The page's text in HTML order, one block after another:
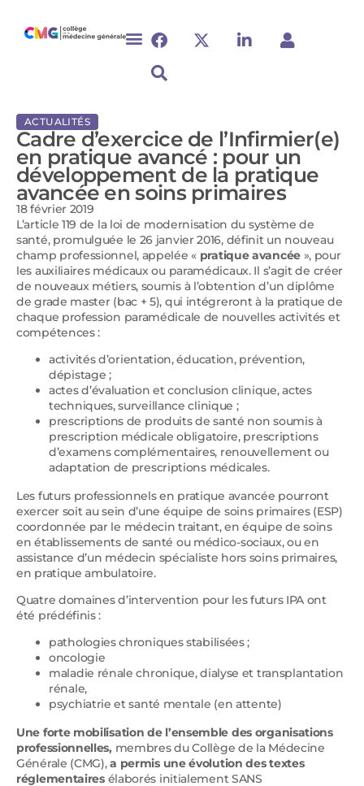
ACTUALITÉS
Cadre d’exercice de l’Infirmier(e)
en pratique avancé : pour un
développement de la pratique
avancée en soins primaires
18 février 2019
L’article 119 de la loi de modernisation du système de
santé, promulguée le 26 janvier 2016, définit un nouveau
champ professionnel, appelée « pratique avancée », pour
les auxiliaires médicaux ou paramédicaux. Il s’agit de créer
de nouveaux métiers, soumis à l’obtention d’un diplôme
de grade master (bac + 5), qui intégreront à la pratique de
chaque profession paramédicale de nouvelles activités et
compétences :
activités d’orientation, éducation, prévention,
dépistage ;
actes d’évaluation et conclusion clinique, actes
techniques, surveillance clinique ;
prescriptions de produits de santé non soumis à
prescription médicale obligatoire, prescriptions
d’examens complémentaires, renouvellement ou
adaptation de prescriptions médicales.
Les futurs professionnels en pratique avancée pourront
exercer soit au sein d’une équipe de soins primaires (ESP)
coordonnée par le médecin traitant, en équipe de soins
en établissements de santé ou médico-sociaux, ou en
assistance d’un médecin spécialiste hors soins primaires,
en pratique ambulatoire.
Quatre domaines d’intervention pour les futurs IPA ont
été prédéfinis :
pathologies chroniques stabilisées ;
oncologie
maladie rénale chronique, dialyse et transplantation
rénale,
psychiatrie et santé mentale (en attente)
Une forte mobilisation de l’ensemble des organisations
professionnelles, membres du Collège de la Médecine
Générale (CMG),a permis une évolution des textes
réglementairesélaborés initialement SANS